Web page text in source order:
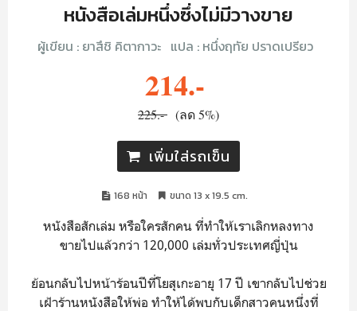
หนังสือเล่มหนึ่งซึ่งไม่มีวางขาย
ผู้เขียน : ยาสึชิ คิตากาวะ แปล : หนึ่งฤทัย ปราดเปรียว
214.-
225.- (ลด 5%)
เพิ่มใส่รถเข็น
168 หน้า ขนาด 13 x 19.5 cm.
หนังสือสักเล่ม หรือใครสักคน ที่ทำให้เราเลิกหลงทาง
ขายไปแล้วกว่า 120,000 เล่มทั่วประเทศญี่ปุ่น
ย้อนกลับไปหน้าร้อนปีที่โยสุเกะอายุ 17 ปี เขากลับไปช่วย
เฝ้าร้านหนังสือให้พ่อ ทำให้ได้พบกับเด็กสาวคนหนึ่งที่